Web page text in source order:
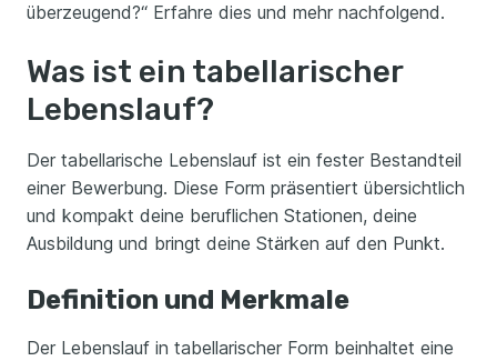
überzeugend?“ Erfahre dies und mehr nachfolgend.
Was ist ein tabellarischer
Lebenslauf?
Der tabellarische Lebenslauf ist ein fester Bestandteil
einer Bewerbung. Diese Form präsentiert übersichtlich
und kompakt deine beruflichen Stationen, deine
Ausbildung und bringt deine Stärken auf den Punkt.
Definition und Merkmale
Der Lebenslauf in tabellarischer Form beinhaltet eine